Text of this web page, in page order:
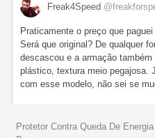
Freak4Speed
Praticamente o preço que
Será que original? De qualquer
descascou e a armação
plástico, textura meio pegajosa.
com esse modelo, não sei se
Protetor Contra Queda De